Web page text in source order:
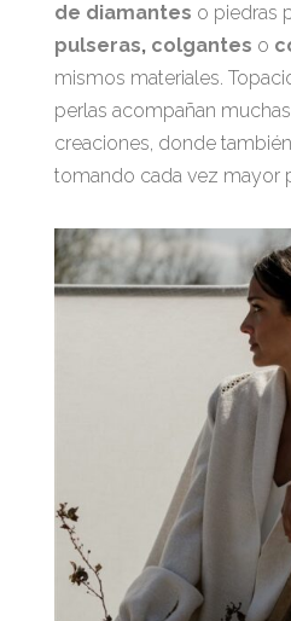
de diamantes o piedras
pulseras, colgantes o
mismos materiales.
perlas acompañan
creaciones, donde
tomando cada vez mayor